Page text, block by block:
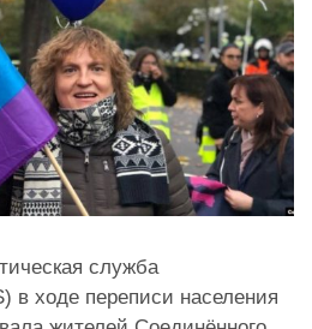
служба
в ходе переписи населения